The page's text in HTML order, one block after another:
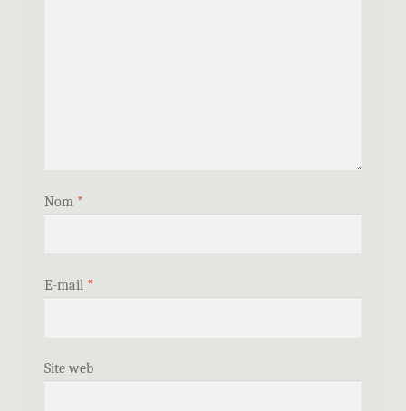
Nom *
E-mail *
Site web